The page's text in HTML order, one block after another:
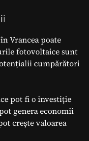
Vrancea poate
fotovoltaice sunt
cumpărători
pot fi o investiție
genera economii
crește valoarea